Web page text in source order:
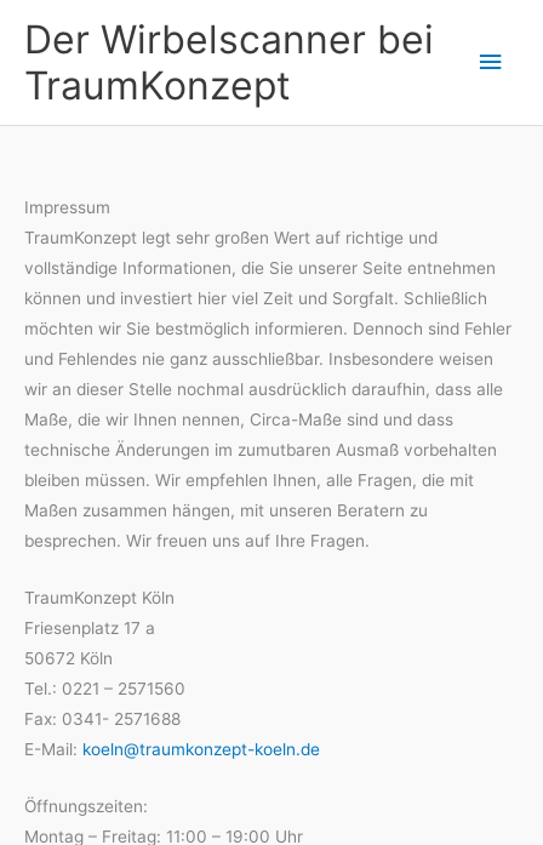
springen
Der Wirbelscanner bei
TraumKonzept
Impressum
TraumKonzept legt sehr großen Wert auf richtige und
vollständige Informationen, die Sie unserer Seite entnehmen
können und investiert hier viel Zeit und Sorgfalt. Schließlich
möchten wir Sie bestmöglich informieren. Dennoch sind Fehler
und Fehlendes nie ganz ausschließbar. Insbesondere weisen
wir an dieser Stelle nochmal ausdrücklich daraufhin, dass alle
Maße, die wir Ihnen nennen, Circa-Maße sind und dass
technische Änderungen im zumutbaren Ausmaß vorbehalten
bleiben müssen. Wir empfehlen Ihnen, alle Fragen, die mit
Maßen zusammen hängen, mit unseren Beratern zu
besprechen. Wir freuen uns auf Ihre Fragen.
TraumKonzept Köln
Friesenplatz 17 a
50672 Köln
Tel.: 0221 – 2571560
Fax: 0341- 2571688
E-Mail: koeln@traumkonzept-koeln.de
Öffnungszeiten:
Montag – Freitag: 11:00 – 19:00 Uhr